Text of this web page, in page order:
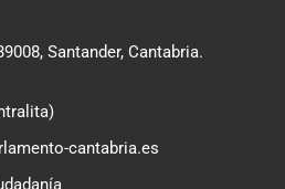
Santander, Cantabria.
cantabria.es